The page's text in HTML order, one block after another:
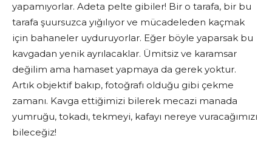
yapamıyorlar. Adeta pelte gibiler! Bir o tarafa, bir bu
tarafa şuursuzca yığılıyor ve mücadeleden kaçmak
için bahaneler uyduruyorlar. Eğer böyle yaparsak bu
kavgadan yenik ayrılacaklar. Ümitsiz ve karamsar
değilim ama hamaset yapmaya da gerek yoktur.
Artık objektif bakıp, fotoğrafı olduğu gibi çekme
zamanı. Kavga ettiğimizi bilerek mecazi manada
yumruğu, tokadı, tekmeyi, kafayı nereye vuracağımızı
bileceğiz!